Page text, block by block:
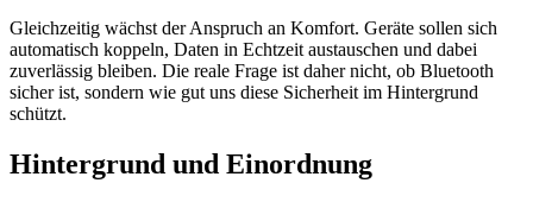
Gleichzeitig wächst der Anspruch an Komfort. Geräte sollen sich
automatisch koppeln, Daten in Echtzeit austauschen und dabei
zuverlässig bleiben. Die reale Frage ist daher nicht, ob Bluetooth
sicher ist, sondern wie gut uns diese Sicherheit im Hintergrund
schützt.
Hintergrund und Einordnung